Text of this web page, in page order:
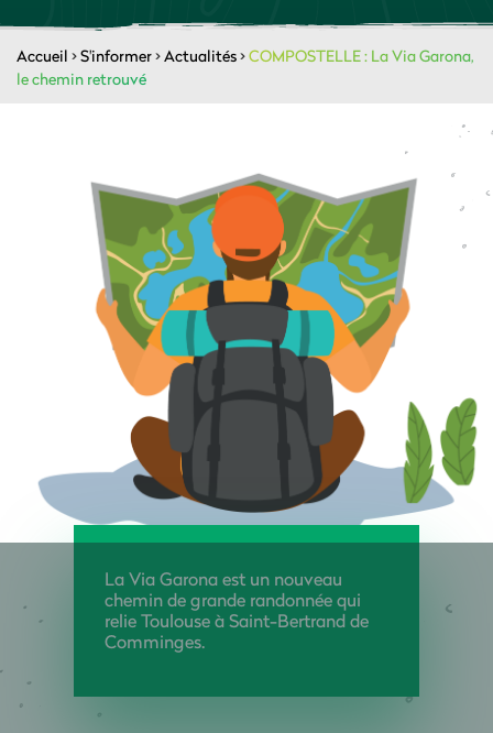
Accueil >S'informer>Actualités>COMPOSTELLE : La Via Garona,
le chemin retrouvé
La Via Garona est un nouveau
chemin de grande randonnée qui
relie Toulouse à Saint-Bertrand de
Comminges.